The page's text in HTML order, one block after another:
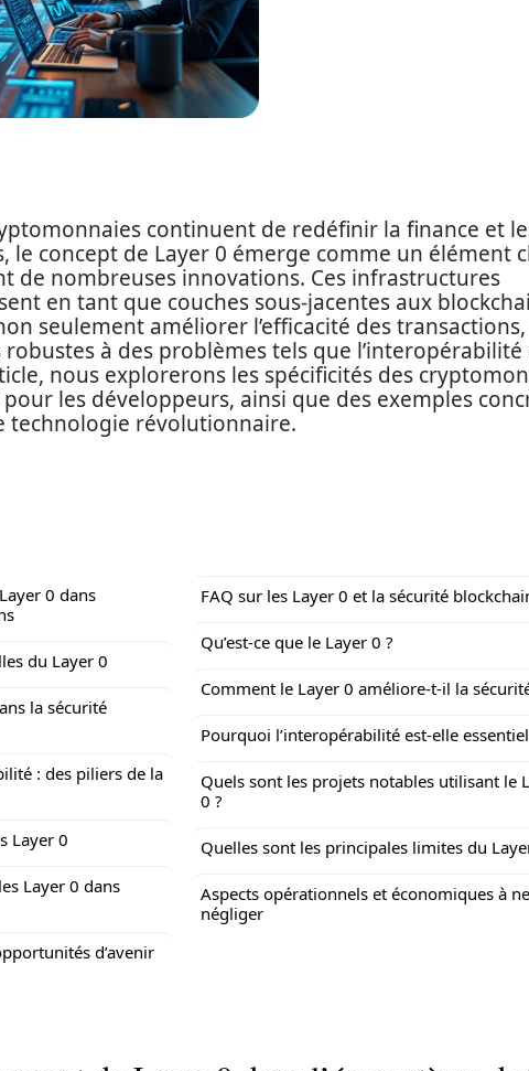
continuent de redéfinir la finance et
le concept de Layer 0 émerge comme un élément
de nombreuses innovations. Ces infrastructures
en tant que couches sous-jacentes aux
seulement améliorer l’efficacité des
à des problèmes tels que l’interopérabilité
nous explorerons les spécificités des
les développeurs, ainsi que des exemples
technologie révolutionnaire.
0 dans
du Layer 0
la sécurité
: des piliers de la
Layer 0
Layer 0 dans
d’avenir
FAQ sur les Layer 0 et la sécurité
Qu’est-ce que le Layer 0 ?
Comment le Layer 0 améliore-t-il la
Pourquoi l’interopérabilité est-elle
Quels sont les projets notables utilisant le
0 ?
Quelles sont les principales limites du
Aspects opérationnels et économiques à
négliger